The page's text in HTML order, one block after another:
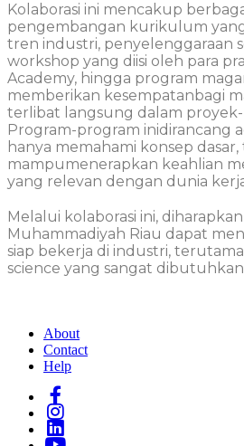
Kolaborasi ini mencakup
pengembangan kurikulum
tren industri, penyelenggaraan
workshop yang diisi oleh para
Academy, hingga program
memberikan kesempatan bagi
terlibat langsung dalam
Program-program inidirancang
hanya memahami konsep dasar,
mampu menerapkan keahlian
yang relevan dengan dunia
Melalui kolaborasi ini, diharapkan
Muhammadiyah Riau dapat
siap bekerja di industri, terutama
science yang sangat dibutuhkan
About
Contact
Help